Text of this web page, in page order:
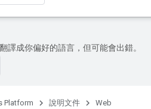
譯成你偏好的語言，但可能會出錯。
Platform 說明文件
Web